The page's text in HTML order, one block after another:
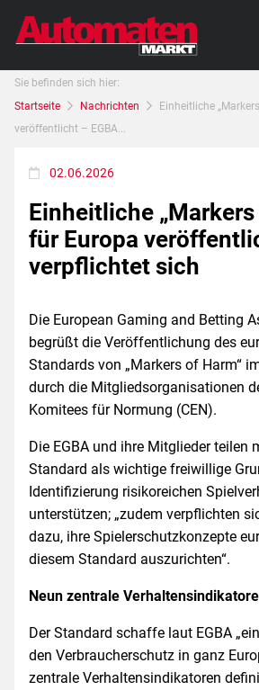
Sie befinden sich hier:
Startseite
Nachrichten
Einheitliche
veröffentlicht – EGBA...
02.06.2026
Einheitliche „Markers
für Europa
verpflichtet sich
Die European Gaming and Betting
begrüßt die Veröffentlichung des
Standards von „Markers of Harm“
durch die Mitgliedsorganisationen
Komitees für Normung (CEN).
Die EGBA und ihre Mitglieder teilen
Standard als wichtige freiwillige
Identifizierung risikoreichen
unterstützen; „zudem verpflichten
dazu, ihre Spielerschutzkonzepte
diesem Standard auszurichten“.
Neun zentrale
Der Standard schaffe laut EGBA
den Verbraucherschutz in ganz
zentrale Verhaltensindikatoren